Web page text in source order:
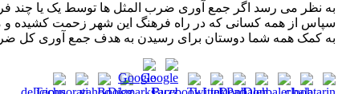
به نظر می رسد اگر جمع آوری ضرب المثل ها توسط یک یا چند فرد
به کمک همه شما دوستان برای رسیدن به هدف جمع آوری کل